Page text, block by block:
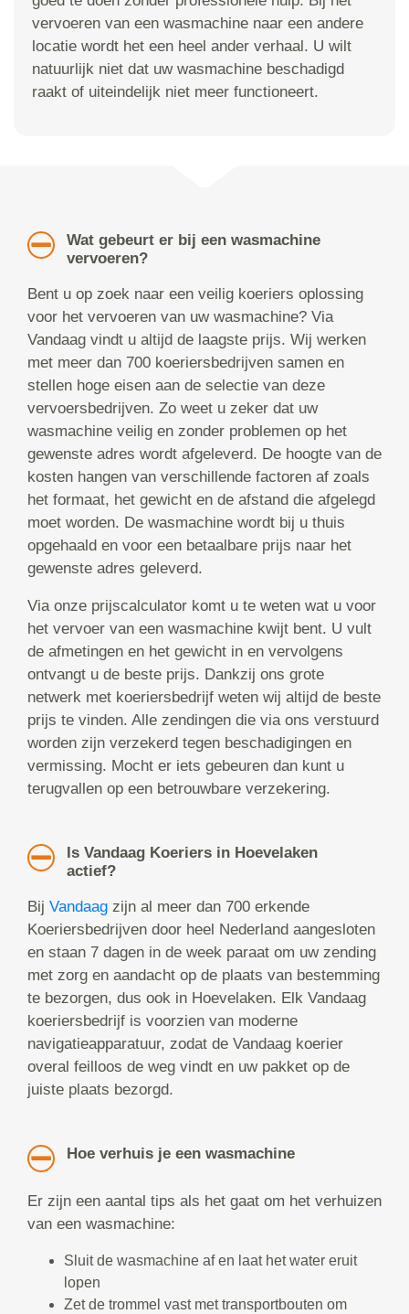
vervoeren van een wasmachine naar een andere
locatie wordt het een heel ander verhaal. U wilt
natuurlijk niet dat uw wasmachine beschadigd
raakt of uiteindelijk niet meer functioneert.
Wat gebeurt er bij een wasmachine
vervoeren?
Bent u op zoek naar een veilig koeriers oplossing
voor het vervoeren van uw wasmachine? Via
Vandaag vindt u altijd de laagste prijs. Wij werken
met meer dan 700 koeriersbedrijven samen en
stellen hoge eisen aan de selectie van deze
vervoersbedrijven. Zo weet u zeker dat uw
wasmachine veilig en zonder problemen op het
gewenste adres wordt afgeleverd. De hoogte van de
kosten hangen van verschillende factoren af zoals
het formaat, het gewicht en de afstand die afgelegd
moet worden. De wasmachine wordt bij u thuis
opgehaald en voor een betaalbare prijs naar het
gewenste adres geleverd.
Via onze prijscalculator komt u te weten wat u voor
het vervoer van een wasmachine kwijt bent. U vult
de afmetingen en het gewicht in en vervolgens
ontvangt u de beste prijs. Dankzij ons grote
netwerk met koeriersbedrijf weten wij altijd de beste
prijs te vinden. Alle zendingen die via ons verstuurd
worden zijn verzekerd tegen beschadigingen en
vermissing. Mocht er iets gebeuren dan kunt u
terugvallen op een betrouwbare verzekering.
Is Vandaag Koeriers in Hoevelaken
actief?
Bij Vandaag zijn al meer dan 700 erkende
Koeriersbedrijven door heel Nederland aangesloten
en staan 7 dagen in de week paraat om uw zending
met zorg en aandacht op de plaats van bestemming
te bezorgen, dus ook in Hoevelaken. Elk Vandaag
koeriersbedrijf is voorzien van moderne
navigatieapparatuur, zodat de Vandaag koerier
overal feilloos de weg vindt en uw pakket op de
juiste plaats bezorgd.
Hoe verhuis je een wasmachine
Er zijn een aantal tips als het gaat om het verhuizen
van een wasmachine:
Sluit de wasmachine af en laat het water eruit
lopen
Zet de trommel vast met transportbouten om